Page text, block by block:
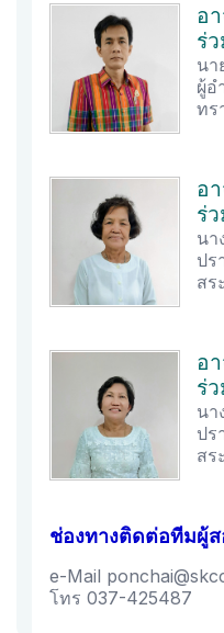
อ
ร่
นา
ผู้อ
ทร
อ
ร่
น
ป
สร
อ
ร่
นา
ป
สร
ช่องทางติดต่อทีมผู้
e-Mail
โทร 037-425487